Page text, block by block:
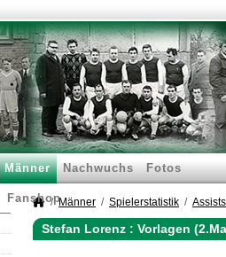
Männer Nachwuchs Fotos
FanshopMänner Spielerstatistik Assists
Stefan Lorenz : Vorlagen